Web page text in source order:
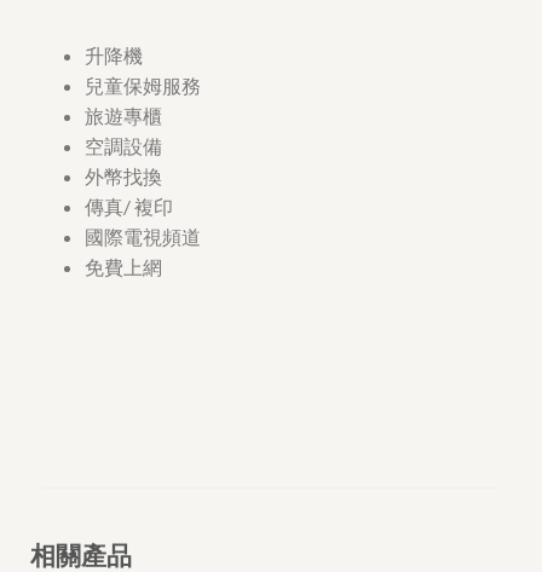
升降機
兒童保姆服務
旅遊專櫃
空調設備
外幣找換
傳真/ 複印
國際電視頻道
免費上網
相關產品